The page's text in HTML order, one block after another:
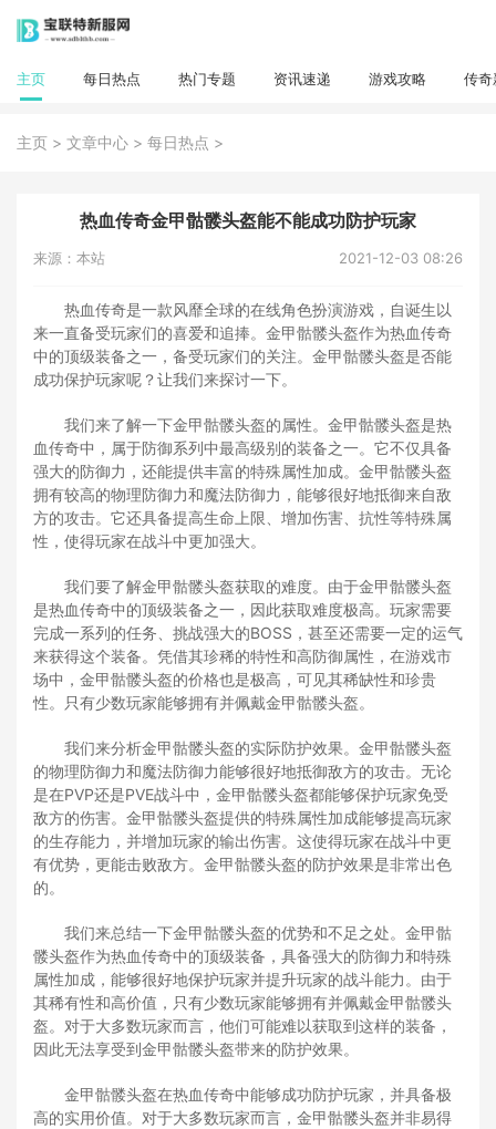
主页 每日热点 热门专题 资讯速递 游戏攻略 传奇
主页 > 文章中心 > 每日热点 >
热血传奇金甲骷髅头盔能不能成功防护玩家
来源：本站 2021-12-03 08:26
热血传奇是一款风靡全球的在线角色扮演游戏，自诞生以
来一直备受玩家们的喜爱和追捧。金甲骷髅头盔作为热血传奇
中的顶级装备之一，备受玩家们的关注。金甲骷髅头盔是否能
成功保护玩家呢？让我们来探讨一下。
我们来了解一下金甲骷髅头盔的属性。金甲骷髅头盔是热
血传奇中，属于防御系列中最高级别的装备之一。它不仅具备
强大的防御力，还能提供丰富的特殊属性加成。金甲骷髅头盔
拥有较高的物理防御力和魔法防御力，能够很好地抵御来自敌
方的攻击。它还具备提高生命上限、增加伤害、抗性等特殊属
性，使得玩家在战斗中更加强大。
我们要了解金甲骷髅头盔获取的难度。由于金甲骷髅头盔
是热血传奇中的顶级装备之一，因此获取难度极高。玩家需要
完成一系列的任务、挑战强大的BOSS，甚至还需要一定的运气
来获得这个装备。凭借其珍稀的特性和高防御属性，在游戏市
场中，金甲骷髅头盔的价格也是极高，可见其稀缺性和珍贵
性。只有少数玩家能够拥有并佩戴金甲骷髅头盔。
我们来分析金甲骷髅头盔的实际防护效果。金甲骷髅头盔
的物理防御力和魔法防御力能够很好地抵御敌方的攻击。无论
是在PVP还是PVE战斗中，金甲骷髅头盔都能够保护玩家免受
敌方的伤害。金甲骷髅头盔提供的特殊属性加成能够提高玩家
的生存能力，并增加玩家的输出伤害。这使得玩家在战斗中更
有优势，更能击败敌方。金甲骷髅头盔的防护效果是非常出色
的。
我们来总结一下金甲骷髅头盔的优势和不足之处。金甲骷
髅头盔作为热血传奇中的顶级装备，具备强大的防御力和特殊
属性加成，能够很好地保护玩家并提升玩家的战斗能力。由于
其稀有性和高价值，只有少数玩家能够拥有并佩戴金甲骷髅头
盔。对于大多数玩家而言，他们可能难以获取到这样的装备，
因此无法享受到金甲骷髅头盔带来的防护效果。
金甲骷髅头盔在热血传奇中能够成功防护玩家，并具备极
高的实用价值。对于大多数玩家而言，金甲骷髅头盔并非易得